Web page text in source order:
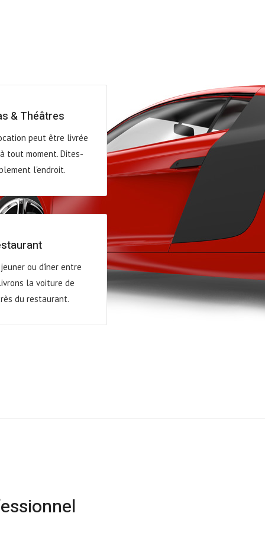
& Théâtres
peut être livrée
tout moment. Dites-
l'endroit.
ou dîner entre
la voiture de
du restaurant.